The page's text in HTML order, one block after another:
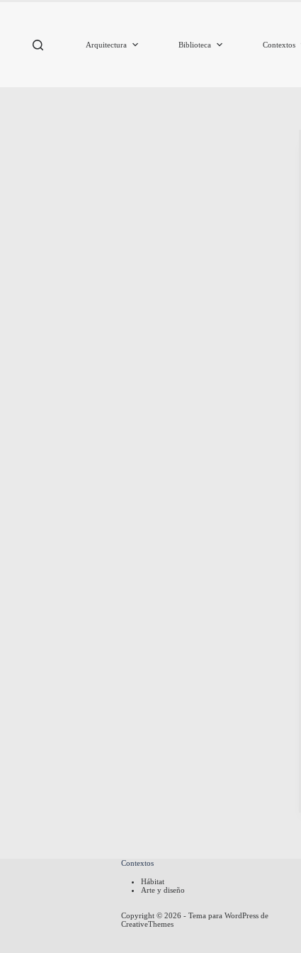
Arquitectura Biblioteca Contextos
Contextos
Hábitat
Arte y diseño
Copyright © 2026 - Tema para WordPress de
CreativeThemes